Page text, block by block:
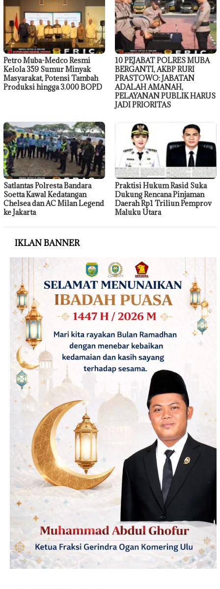
Petro Muba-Medco Resmi
Kelola 359 Sumur Minyak
Masyarakat, Potensi Tambah
Produksi hingga 3.000 BOPD
10 PEJABAT POLRES MUBA
BERGANTI, AKBP RURI
PRASTOWO: JABATAN
ADALAH AMANAH,
PELAYANAN PUBLIK HARUS
JADI PRIORITAS
Satlantas Polresta Bandara
Soetta Kawal Kedatangan
Chelsea dan AC Milan Legend
ke Jakarta
Praktisi Hukum Rasid Suka
Dukung Rencana Pinjaman
Daerah Rp1 Triliun Pemprov
Maluku Utara
IKLAN BANNER